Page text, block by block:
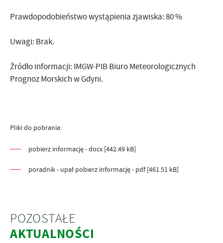
Prawdopodobieństwo wystąpienia zjawiska:80 %
Uwagi: Brak.
Źródło informacji: IMGW-PIB Biuro Meteorologicznych
Prognoz Morskich w Gdyni.
Pliki do pobrania:
pobierz informację - docx [442.49 kB]
poradnik - upał pobierz informację - pdf [461.51 kB]
POZOSTAŁE
AKTUALNOŚCI